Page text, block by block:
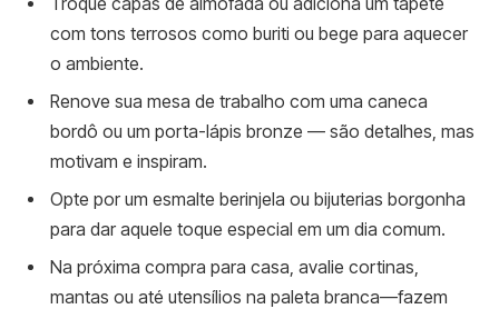
com tons terrosos como buriti ou bege para aquecer
o ambiente.
Renove sua mesa de trabalho com uma caneca
bordô ou um porta-lápis bronze — são detalhes, mas
motivam e inspiram.
Opte por um esmalte berinjela ou bijuterias borgonha
para dar aquele toque especial em um dia comum.
Na próxima compra para casa, avalie cortinas,
mantas ou até utensílios na paleta branca—fazem